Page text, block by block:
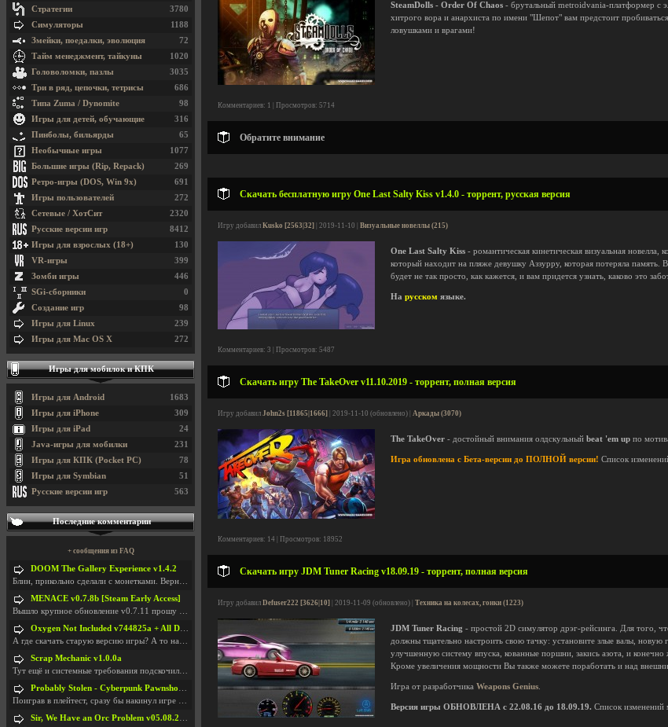
SteamDolls - Order Of Chaos - брутальный metroidvania-платформер с
хитрого вора и анархиста по имени "Шепот" вам предстоит
ловушками и врагами!
Комментариев: 1 | Просмотров: 5714
Обратите внимание
Скачать бесплатную игру One Last Salty Kiss v1.4.0 - торрент, русская версия
Игру добавил Kusko [2563|32] | 2019-11-10 | Визуальные новеллы (215)
One Last Salty Kiss - романтическая кинетическая визуальная новелла,
который находит на пляже девушку Аззурру, которая потеряла память.
будет не так просто, как кажется, и вам придется узнать, каково это
На русском языке.
Комментариев: 3 | Просмотров: 5487
Скачать игру The TakeOver v11.10.2019 - торрент, полная версия
Игру добавил John2s [11865|1666] | 2019-11-10 (обновлено) | Аркады (3070)
The TakeOver - достойный внимания олдскульный beat 'em up по
Игра обновлена с Бета-версии до ПОЛНОЙ версии! Список
Комментариев: 14 | Просмотров: 18952
Скачать игру JDM Tuner Racing v18.09.19 - торрент, полная версия
Игру добавил Defuser222 [3626|10] | 2019-11-09 (обновлено) | Техника на колесах, гонки (1223)
JDM Tuner Racing - простой 2D симулятор дрэг-рейсинга. Для того,
должны тщательно настроить свою тачку: установите злые валы, новую
улучшенную систему впуска, кованные поршни, закись азота, и конечно
Кроме увеличения мощности Вы также можете поработать и над
Игра от разработчика Weapons Genius
Версия игры ОБНОВЛЕНА с 22.08.16 до 18.09.19. Список изменений
3780
Стратегии
1188
Симуляторы
72
Змейки, поедалки, эволюция
1020
Тайм менеджмент, тайкуны
3035
Головоломки, пазлы
686
Три в ряд, цепочки, тетрисы
98
Типа Zuma / Dynomite
316
Игры для детей, обучающие
65
Пинболы, бильярды
1077
Необычные игры
269
Большие игры (Rip, Repack)
691
Ретро-игры (DOS, Win 9x)
272
Игры пользователей
2320
Сетевые / ХотСит
8412
Русские версии игр
130
Игры для взрослых (18+)
399
VR-игры
446
Зомби игры
0
SGi-сборники
98
Создание игр
239
Игры для Linux
272
Игры для Mac OS X
Игры для мобилок и КПК
1683
Игры для Android
309
Игры для iPhone
24
Игры для iPad
231
Java-игры для мобилки
78
Игры для КПК (Pocket PC)
51
Игры для Symbian
563
Русские версии игр
Последние комментарии
+ сообщения из FAQ
DOOM The Gallery Experience v1.4.2
Блин, прикольно сделали с монетками. Вернулся в св
MENACE v0.7.8b [Steam Early Access]
Вышло крупное обновление v0.7.11 прошу обновить
Oxygen Not Included v744825a + All DLC
А где скачать старую версию игры? А то на новой но
Scrap Mechanic v1.0.0a
Тут ещё и системные требования подскочили. Если не
Probably Stolen - Cyberpunk Pawnshop Simulator v048c [Playtest]
Поиграв в плейтест, сразу бы накинул игре наивысши
Sir, We Have an Orc Problem v05.08.2026